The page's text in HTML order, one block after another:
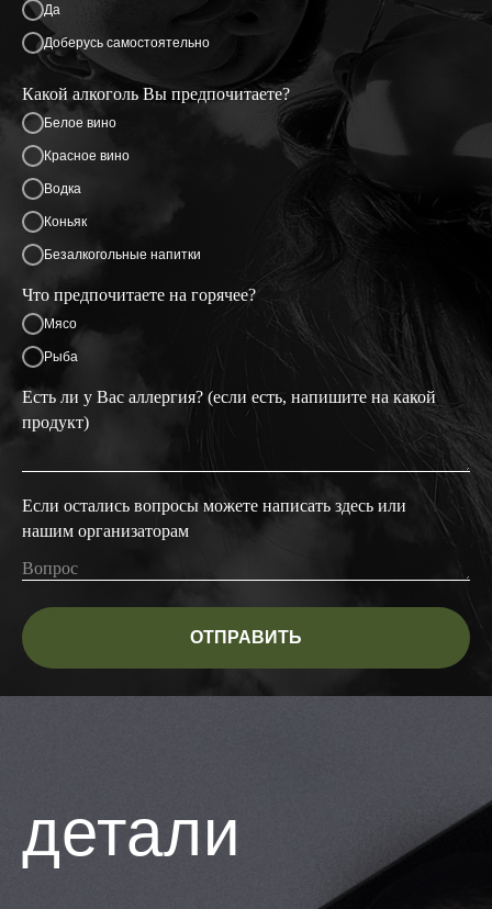
Да
Доберусь самостоятельно
Какой алкоголь Вы предпочитаете?
Белое вино
Красное вино
Водка
Коньяк
Безалкогольные напитки
Что предпочитаете на горячее?
Мясо
Рыба
Есть ли у Вас аллергия? (если есть, напишите на какой
продукт)
Если остались вопросы можете написать здесь или
нашим организаторам
ОТПРАВИТЬ
детали